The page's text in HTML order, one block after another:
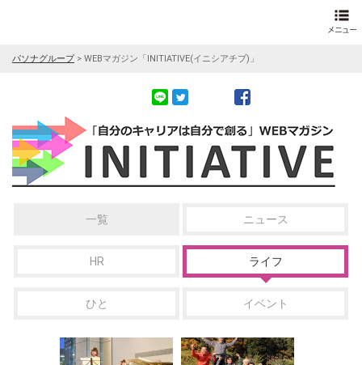
パソナグループ> WEBマガジン「INITIATIVE(イニシアチブ)」
一覧 ニュース
HR ライフ
ひと イベント